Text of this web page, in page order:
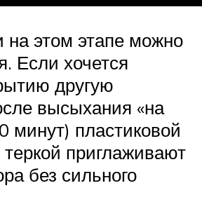
этом этапе можно
Если хочется
другую
высыхания «на
минут) пластиковой
приглаживают
без сильного